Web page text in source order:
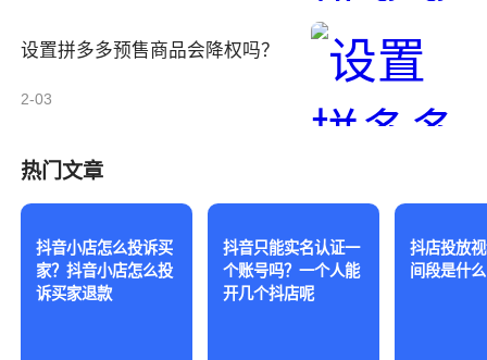
设置拼多多预售商品会降权吗？
2-03
热门文章
抖音小店怎么投诉买
家？抖音小店怎么投
诉买家退款
抖音只能实名认证一
个账号吗？一个人能
开几个抖店呢
抖店投放
间段是什